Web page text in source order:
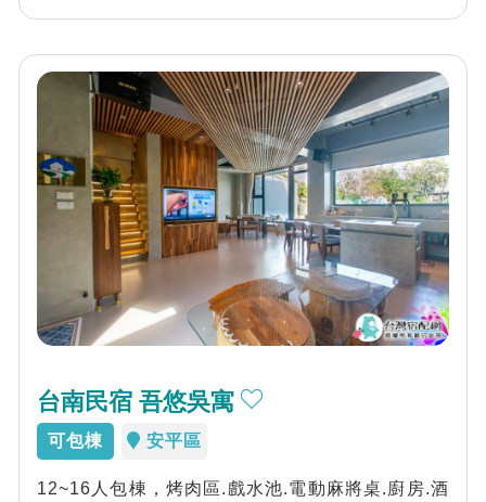
台南民宿 吾悠吳寓
可包棟 安平區
12~16人包棟，烤肉區.戲水池.電動麻將桌.廚房.酒